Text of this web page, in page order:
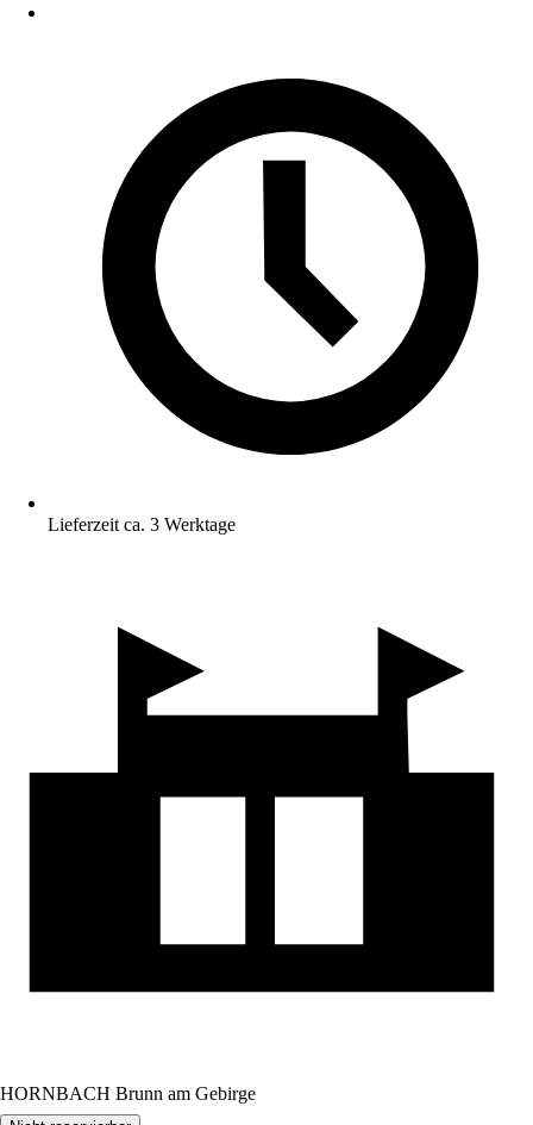
Lieferzeit ca. 3 Werktage
HORNBACH Brunn am Gebirge